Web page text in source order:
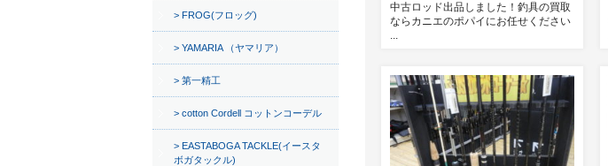
中古ロッド出品しました！釣具の買取
ならカニエのポパイにお任せください
...
FROG(フロッグ)
YAMARIA （ヤマリア）
第一精工
cotton Cordell コットンコーデル
EASTABOGA TACKLE(イースタ
ボガタックル)